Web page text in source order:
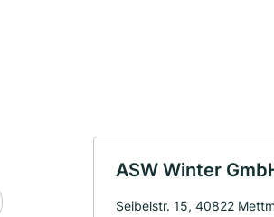
ASW Winter
Seibelstr. 15, 40822